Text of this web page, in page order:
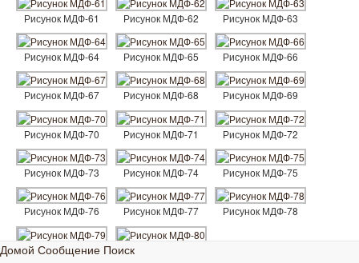
Рисунок МДФ-61 Рисунок МДФ-62 Рисунок МДФ-63
Рисунок МДФ-64 Рисунок МДФ-65 Рисунок МДФ-66
Рисунок МДФ-67 Рисунок МДФ-68 Рисунок МДФ-69
Рисунок МДФ-70 Рисунок МДФ-71 Рисунок МДФ-72
Рисунок МДФ-73 Рисунок МДФ-74 Рисунок МДФ-75
Рисунок МДФ-76 Рисунок МДФ-77 Рисунок МДФ-78
Рисунок МДФ-79 Рисунок МДФ-80
Домой Сообщение Поиск